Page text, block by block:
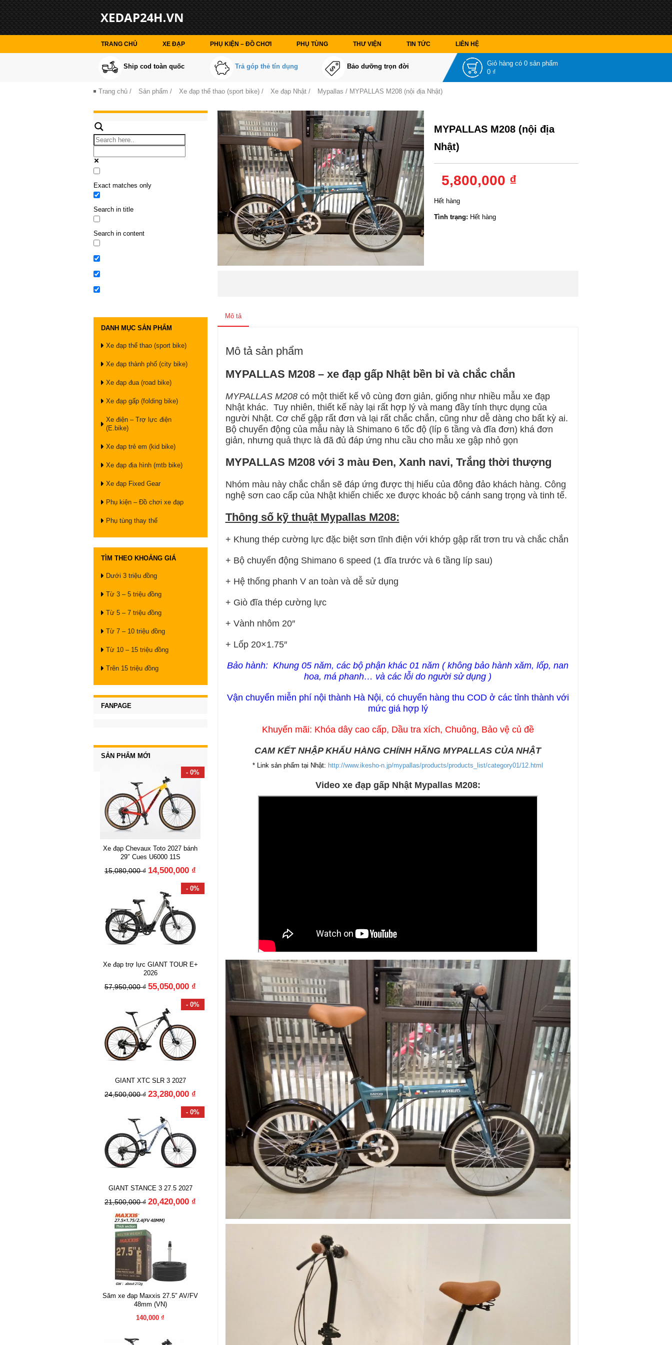
TRANG CHỦ XE ĐẠP PHỤ KIỆN – ĐỒ CHƠI PHỤ TÙNG THƯ VIỆN TIN TỨC LIÊN HỆ
Ship cod toàn quốc Trả góp thẻ tín dụng Bảo dưỡng trọn đời Giỏ hàng có 0 sản phẩm
0 ₫
Trang chủ / Sản phẩm / Xe đạp thể thao (sport bike) / Xe đạp Nhật / Mypallas / MYPALLAS M208 (nội địa Nhật)
Exact matches only
Search in title
Search in content
DANH MỤC SẢN PHẨM
Xe đạp thể thao (sport bike)
Xe đạp thành phố (city bike)
Xe đạp đua (road bike)
Xe đạp gấp (folding bike)
Xe điện – Trợ lực điện
(E.bike)
Xe đạp trẻ em (kid bike)
Xe đạp địa hình (mtb bike)
Xe đạp Fixed Gear
Phụ kiện – Đồ chơi xe đạp
Phụ tùng thay thế
TÌM THEO KHOẢNG GIÁ
Dưới 3 triệu đồng
Từ 3 – 5 triệu đồng
Từ 5 – 7 triệu đồng
Từ 7 – 10 triệu đồng
Từ 10 – 15 triệu đồng
Trên 15 triệu đồng
FANPAGE
SẢN PHẨM MỚI
- 0%
Xe đạp Chevaux Toto 2027 bánh
29″ Cues U6000 11S
15,080,000 ₫ 14,500,000 ₫
- 0%
Xe đạp trợ lực GIANT TOUR E+
2026
57,950,000 ₫ 55,050,000 ₫
- 0%
GIANT XTC SLR 3 2027
24,500,000 ₫ 23,280,000 ₫
- 0%
GIANT STANCE 3 27.5 2027
21,500,000 ₫ 20,420,000 ₫
Săm xe đạp Maxxis 27.5″ AV/FV
48mm (VN)
140,000 ₫
MYPALLAS M208 (nội địa
Nhật)
5,800,000 ₫
Hết hàng
Tình trạng: Hết hàng
Mô tả
Mô tả sản phẩm
MYPALLAS M208 – xe đạp gấp Nhật bền bỉ và chắc chắn
MYPALLAS M208có một thiết kế vô cùng đơn giản, giống như nhiều mẫu xe đạp
Nhật khác. Tuy nhiên, thiết kế này lại rất hợp lý và mang đầy tính thực dụng của
người Nhật. Cơ chế gập rất đơn và lại rất chắc chắn, cũng như dễ dàng cho bất kỳ ai.
Bộ chuyển động của mẫu này là Shimano 6 tốc độ (líp 6 tầng và đĩa đơn) khá đơn
giản, nhưng quả thực là đã đủ đáp ứng nhu cầu cho mẫu xe gập nhỏ gọn
MYPALLAS M208 với 3 màu Đen, Xanh navi, Trắng thời thượng
Nhóm màu này chắc chắn sẽ đáp ứng được thị hiếu của đông đảo khách hàng. Công
nghệ sơn cao cấp của Nhật khiến chiếc xe được khoác bộ cánh sang trọng và tinh tế.
Thông số kỹ thuật Mypallas M208:
+ Khung thép cường lực đặc biệt sơn tĩnh điện với khớp gập rất trơn tru và chắc chắn
+ Bộ chuyển động Shimano 6 speed (1 đĩa trước và 6 tầng líp sau)
+ Hệ thống phanh V an toàn và dễ sử dụng
+ Giò đĩa thép cường lực
+ Vành nhôm 20″
+ Lốp 20×1.75″
Bảo hành: Khung 05 năm, các bộ phận khác 01 năm ( không bảo hành xăm, lốp, nan
hoa, má phanh… và các lỗi do người sử dụng )
Vận chuyển miễn phí nội thành Hà Nội, có chuyển hàng thu COD ở các tỉnh thành với
mức giá hợp lý
Khuyến mãi: Khóa dây cao cấp, Dầu tra xích, Chuông, Bảo vệ củ đề
CAM KẾT NHẬP KHẨU HÀNG CHÍNH HÃNG MYPALLAS CỦA NHẬT
* Link sản phẩm tại Nhật: http://www.ikesho-n.jp/mypallas/products/products_list/category01/12.html
Video xe đạp gấp Nhật Mypallas M208: